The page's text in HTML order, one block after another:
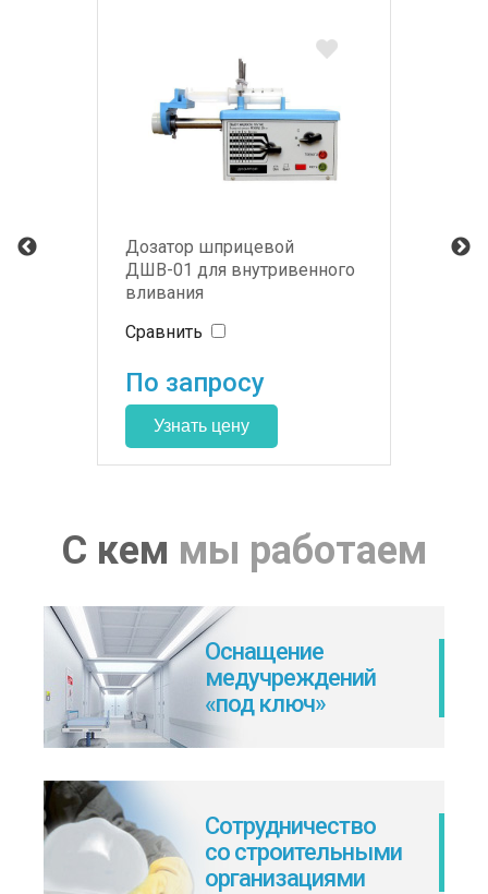
Дозатор шприцевой
ДШВ-01 для внутривенного
вливания
Сравнить
По запросу
С кем мы работаем
Оснащение
медучреждений
«под ключ»
Сотрудничество
со строительными
организациями